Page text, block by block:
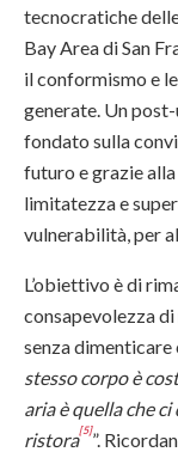
tecnocratiche
Bay Area di San
il conformismo e
generate. Un
fondato sulla
futuro e grazie
limitatezza e
vulnerabilità, per
L’obiettivo è di
consapevolezza di
senza dimenticare
stesso corpo è
aria è quella che
ristora[5]”.